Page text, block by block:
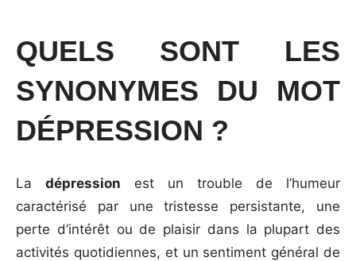
juillet
2024
QUELS SONT LES
SYNONYMES DU MOT
DÉPRESSION ?
La dépression est un trouble de l’humeur
caractérisé par une tristesse persistante, une
perte d’intérêt ou de plaisir dans la plupart des
activités quotidiennes, et un sentiment général de